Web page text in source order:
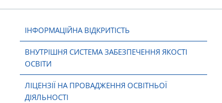
ІНФОРМАЦІЙНА ВІДКРИТІСТЬ
ВНУТРІШНЯ СИСТЕМА ЗАБЕЗПЕЧЕННЯ ЯКОСТІ
ОСВІТИ
ЛІЦЕНЗІЇ НА ПРОВАДЖЕННЯ ОСВІТНЬОЇ
ДІЯЛЬНОСТІ